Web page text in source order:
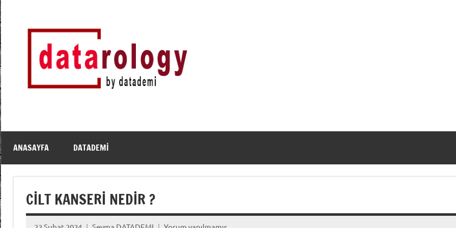
İçeriğe
geç
DATArology
by
datademi
DATA-
ANASAYFA DATADEMI
CİLT KANSERİ NEDİR ?